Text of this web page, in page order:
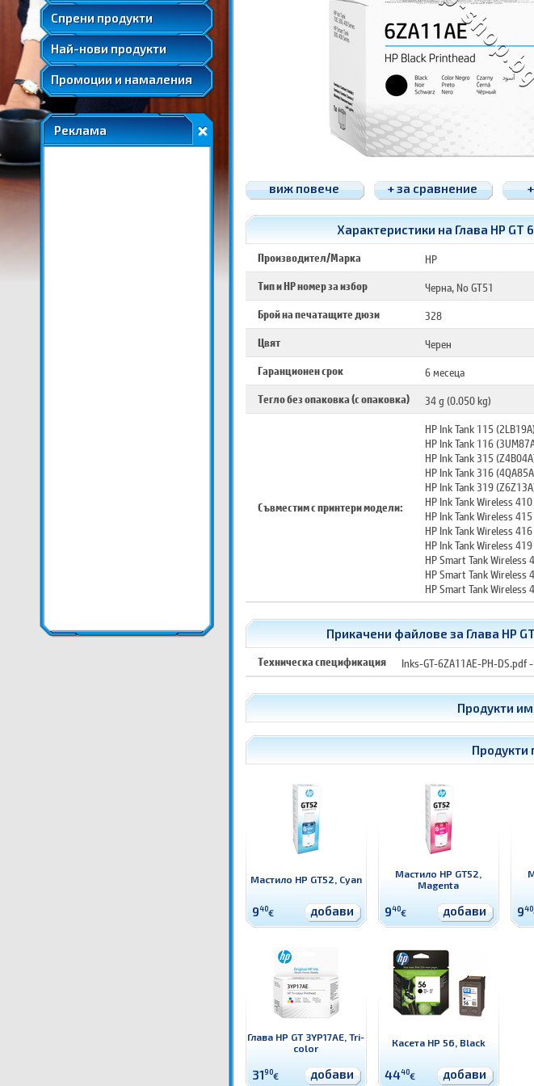
Спрени продукти
Удължени и допълнителни гаранции
Най-нови продукти
Промоции и намаления
Реклама
виж повече + за сравнение
Характеристики на Глава HP GT
Производител/Марка
HP
Тип и HP номер за избор
Черна, No GT51
Брой на печатащите дюзи
328
Цвят
Черен
Гаранционен срок
6 месеца
Тегло без опаковка (с опаковка)
34 g (0.050 kg)
Съвместим с принтери модели:
HP Ink Tank 115 (2LB19A)
HP Ink Tank 116
HP Ink Tank 315
HP Ink Tank 316
HP Ink Tank 319
HP Ink Tank Wireless
HP Ink Tank Wireless
HP Ink Tank Wireless
HP Ink Tank Wireless
HP Smart Tank Wireless
HP Smart Tank Wireless
HP Smart Tank Wireless
Прикачени файлове за Глава HP GT
Техническа спецификация Inks-GT-6ZA11AE-PH-DS.pdf-
Продукти
Продукти
Мастило HP GT52, Cyan
940€ добави
Мастило HP GT52,
Magenta
940€ добави 940
Глава HP GT 3YP17AE, Tri-
color
3190€ добави
Касета HP 56, Black
4440€ добави